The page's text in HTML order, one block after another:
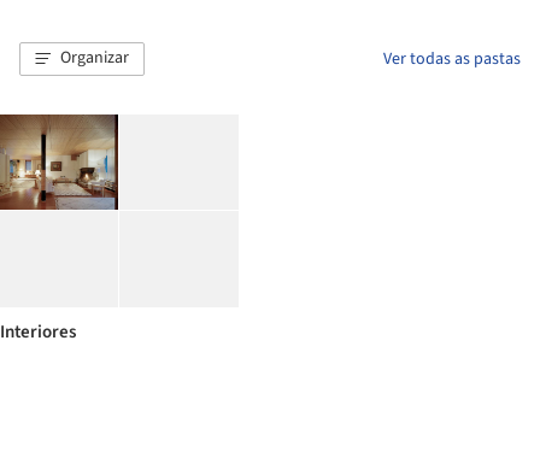
Organizar Ver todas as pastas
Interiores